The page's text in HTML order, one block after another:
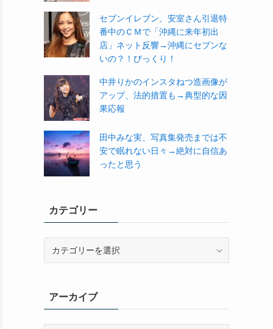
セブンイレブン、安室さん引退特
番中のＣＭで「沖縄に来年初出
店」ネット反響→沖縄にセブンな
いの？！びっくり！
中井りかのインスタねつ造画像が
アップ、法的措置も→典型的な因
果応報
田中みな実、写真集発売までは不
安で眠れない日々→絶対に自信あ
ったと思う
カテゴリー
ーアーカイブ